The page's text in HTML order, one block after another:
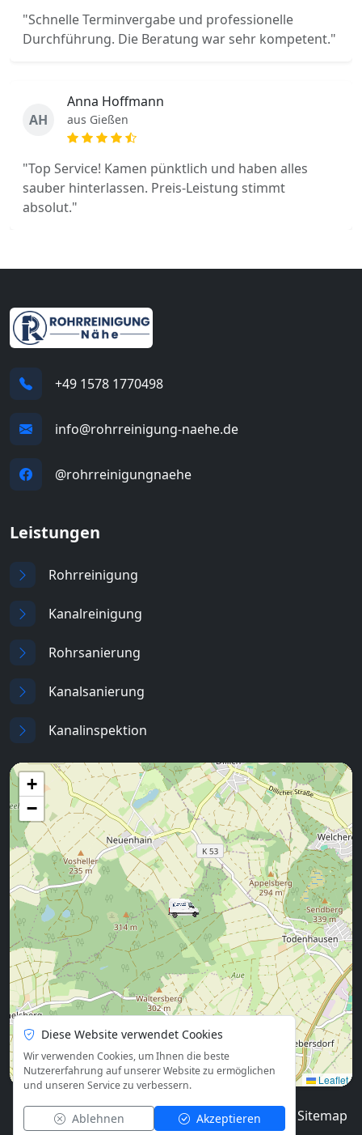
"Schnelle Terminvergabe und professionelle
Durchführung. Die Beratung war sehr kompetent."
AH
Anna Hoffmann
aus Gießen
"Top Service! Kamen pünktlich und haben alles
sauber hinterlassen. Preis-Leistung stimmt
absolut."
+49 1578 1770498
info@rohrreinigung-naehe.de
@rohrreinigungnaehe
Leistungen
Rohrreinigung
Kanalreinigung
Rohrsanierung
Kanalsanierung
Kanalinspektion
+
−
Leaflet
© 2026 Blog Impressum Datenschutz Sitemap
Diese Website verwendet Cookies
Wir verwenden Cookies, um Ihnen die beste
Nutzererfahrung auf unserer Website zu ermöglichen
und unseren Service zu verbessern.
Ablehnen Akzeptieren